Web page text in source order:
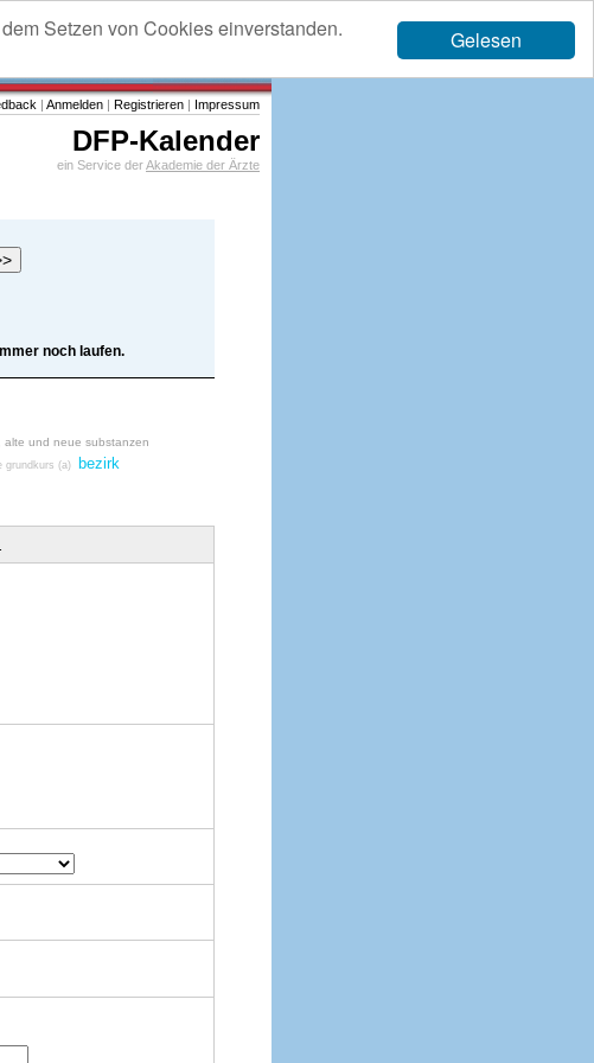
Gelesen
Setzen von Cookies einverstanden.
| Anmelden | Registrieren | Impressum
DFP-Kalender
ein Service derAkademie der Ärzte
noch laufen.
alte und neue substanzen
grundkurs (a) bezirk